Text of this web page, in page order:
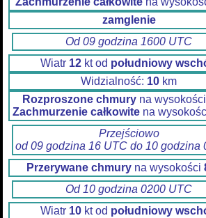
zamglenie
Od 09 godzina 1600 UTC
Wiatr 12 kt od południowy
Widzialność: 10 km
Rozproszone chmuryna wysokości
Zachmurzenie całkowitena
Przejściowo
od 09 godzina 16 UTC do 10 godzina
Przerywane chmury na wysokości
Od 10 godzina 0200 UTC
Wiatr 10 kt od południowy